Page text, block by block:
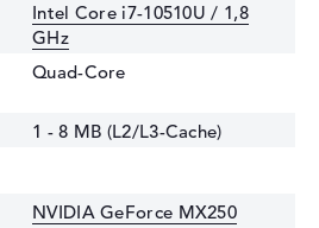
Intel Core i7-10510U / 1,8
GHz
Quad-Core
1 - 8 MB (L2/L3-Cache)
NVIDIA GeForce MX250